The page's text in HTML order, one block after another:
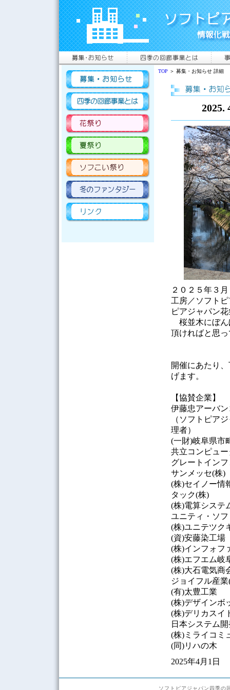
TOP ＞ 募集・お知らせ 詳細
２０２５年３
工房／ソフト
ピアジャパン
桜並木にぼん
頂ければと思
開催にあたり
げます。
【協賛企業】
伊藤忠アーバ
（ソフトピア
理者）
(一財)岐阜県市
共立コンピュ
グレートイン
サンメッセ(株)
(株)セイノー情
タック(株)
(株)電算システ
ユニティ・ソフ
(株)ユニテツク
(資)安藤染工場
(株)インフォフ
(株)エフエム岐
(株)大石電気商
ジョイフル産業
(有)太豊工業
(株)デザインボ
(株)デリカスイ
日本システム
(株)ミライコミ
(同)リハの木
2025年4月1日
ソフトピアジャパン四季の